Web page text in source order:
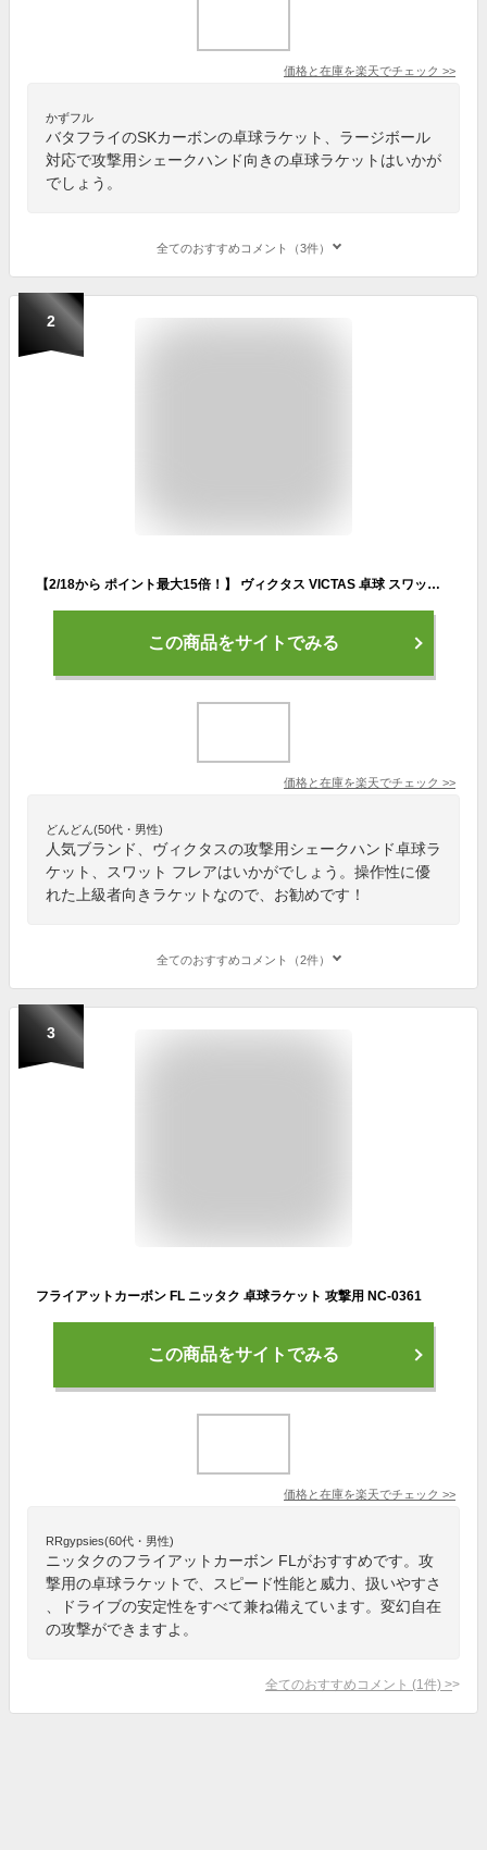
価格と在庫を楽天でチェック >>
かずフル
バタフライのSKカーボンの卓球ラケット、ラージボール
対応で攻撃用シェークハンド向きの卓球ラケットはいかが
でしょう。
全てのおすすめコメント（3件）
2
【2/18から ポイント最大15倍！】 ヴィクタス VICTAS 卓球 スワット フレア SWAT FL 攻撃用 シェークハンド オフェンシブ 操作性 ラケットサイズ/縦158×横150mm グリップサイズ/長100×幅24mm 310004
この商品をサイトでみる
価格と在庫を楽天でチェック >>
どんどん(50代・男性)
人気ブランド、ヴィクタスの攻撃用シェークハンド卓球ラ
ケット、スワット フレアはいかがでしょう。操作性に優
れた上級者向きラケットなので、お勧めです！
全てのおすすめコメント（2件）
3
フライアットカーボン FL ニッタク 卓球ラケット 攻撃用 NC-0361
この商品をサイトでみる
価格と在庫を楽天でチェック >>
RRgypsies(60代・男性)
ニッタクのフライアットカーボン FLがおすすめです。攻
撃用の卓球ラケットで、スピード性能と威力、扱いやすさ
、ドライブの安定性をすべて兼ね備えています。変幻自在
の攻撃ができますよ。
全てのおすすめコメント (1 件) >